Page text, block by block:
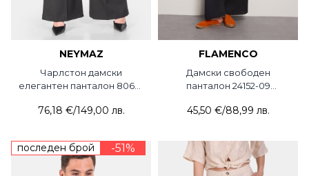
NEYMAZ
Чарлстон дамски
елегантен панталон 8068-
кожа и верижка
76,18 €/149,00 лв.
FLAMENCO
Дамски свободен
панталон 24152-09
45,50 €/88,99 лв.
последен брой -51%